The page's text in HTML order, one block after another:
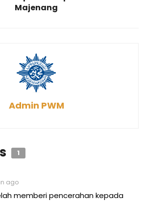
Majenang
Admin PWM
1
ago
memberi pencerahan kepada